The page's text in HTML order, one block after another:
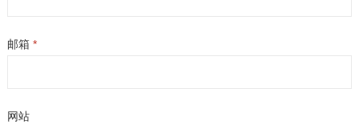
邮箱 *
网站